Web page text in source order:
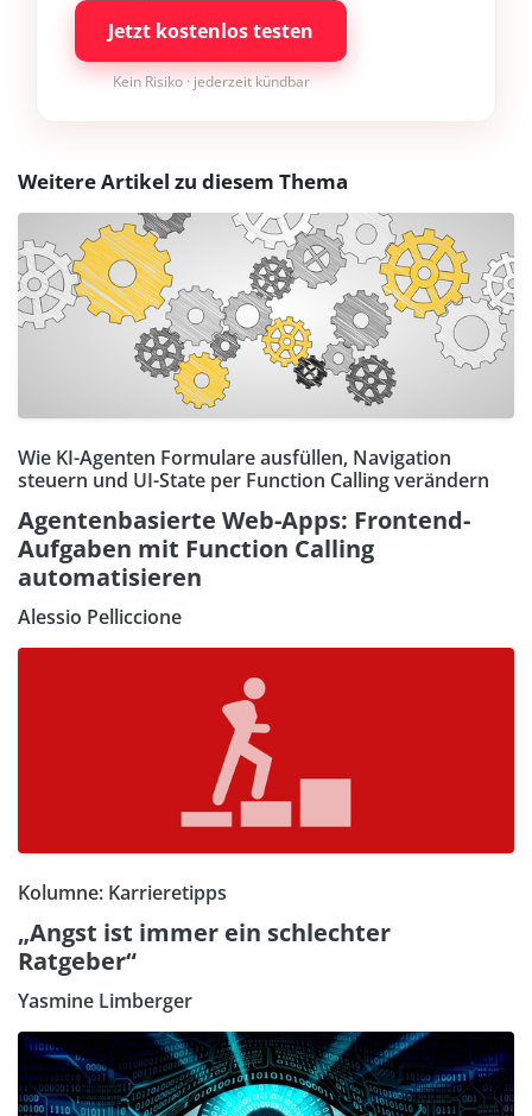
Jetzt kostenlos testen
Kein Risiko · jederzeit kündbar
Weitere Artikel zu diesem Thema
Wie KI-Agenten Formulare ausfüllen, Navigation
steuern und UI-State per Function Calling verändern
Agentenbasierte Web-Apps: Frontend-
Aufgaben mit Function Calling
automatisieren
Alessio Pelliccione
Kolumne: Karrieretipps
„Angst ist immer ein schlechter
Ratgeber“
Yasmine Limberger